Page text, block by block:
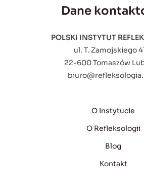
Dane
POLSKI INSTYTUT
ul. T. Zamojskiego
22-600 Tomaszów
O Instytucie
O Refleksologii
Blog
Kontakt